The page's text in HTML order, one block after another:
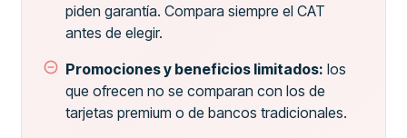
piden garantía. Compara siempre el CAT
antes de elegir.
Promociones y beneficios limitados: los
que ofrecen no se comparan con los de
tarjetas premium o de bancos tradicionales.